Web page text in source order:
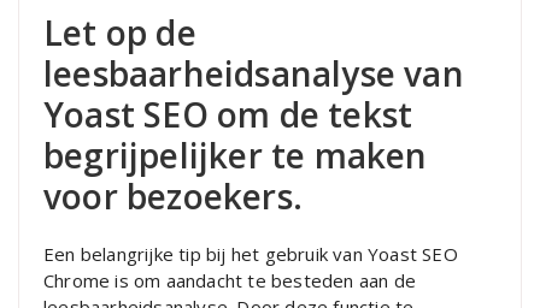
Let op de
leesbaarheidsanalyse van
Yoast SEO om de tekst
begrijpelijker te maken
voor bezoekers.
Een belangrijke tip bij het gebruik van Yoast SEO
Chrome is om aandacht te besteden aan de